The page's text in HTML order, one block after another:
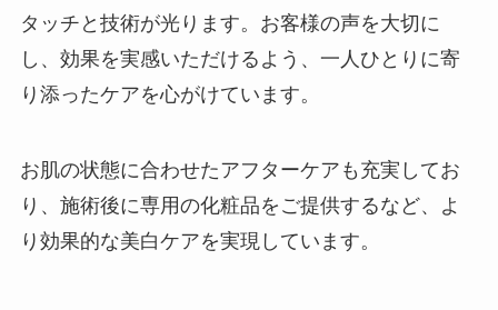
タッチと技術が光ります。お客様の声を大切に
し、効果を実感いただけるよう、一人ひとりに寄
り添ったケアを心がけています。
お肌の状態に合わせたアフターケアも充実してお
り、施術後に専用の化粧品をご提供するなど、よ
り効果的な美白ケアを実現しています。